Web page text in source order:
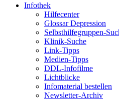
Infothek
Hilfecenter
Glossar Depression
Selbsthilfegruppen-
Klinik-Suche
Link-Tipps
Medien-Tipps
DDL-Infofilme
Lichtblicke
Infomaterial bestellen
Newsletter-Archiv